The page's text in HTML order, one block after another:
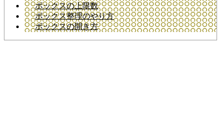
ボックスの上限数
ボックス整理のやり方
ボックスの開き方